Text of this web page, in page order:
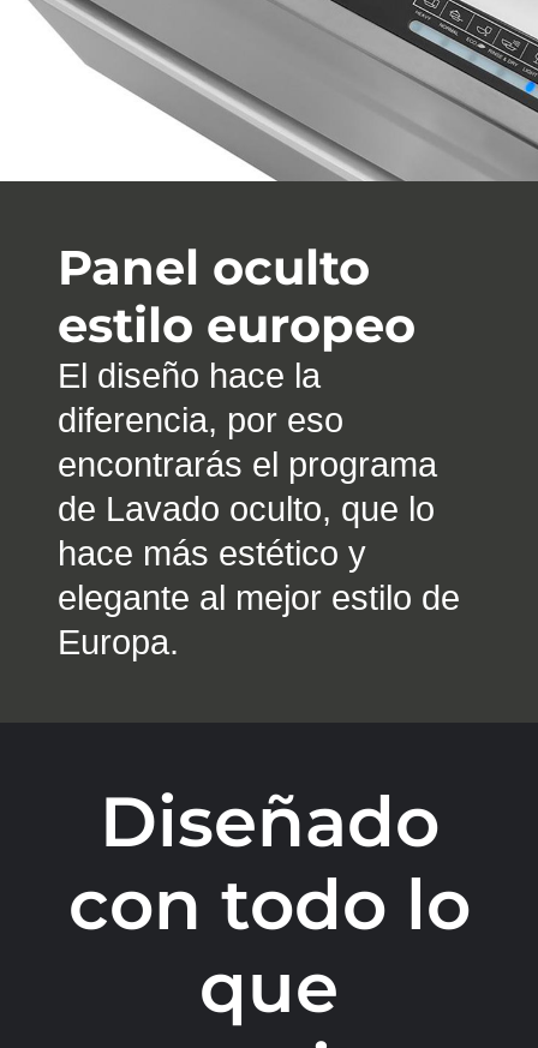
Panel oculto
estilo europeo
El diseño hace la
diferencia, por eso
encontrarás el programa
de Lavado oculto, que lo
hace más estético y
elegante al mejor estilo de
Europa.
Diseñado
con todo lo
que